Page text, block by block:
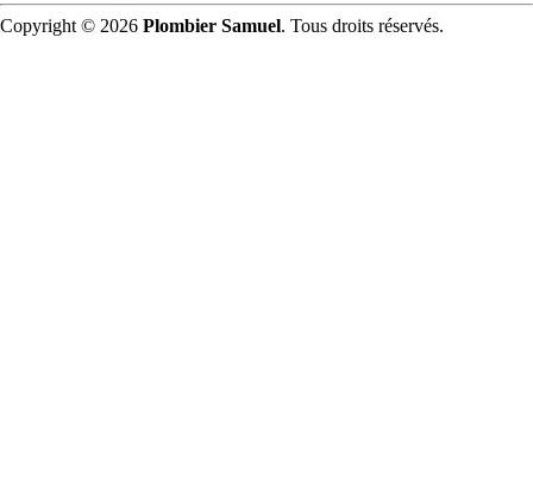
Copyright © 2026 Plombier Samuel. Tous droits réservés.